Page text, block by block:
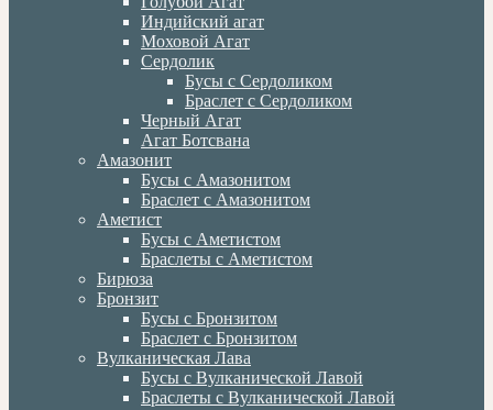
Индийский агат
Моховой Агат
Сердолик
Бусы с Сердоликом
Браслет с Сердоликом
Черный Агат
Агат Ботсвана
Амазонит
Бусы с Амазонитом
Браслет с Амазонитом
Аметист
Бусы с Аметистом
Браслеты с Аметистом
Бирюза
Бронзит
Бусы с Бронзитом
Браслет с Бронзитом
Вулканическая Лава
Бусы с Вулканической Лавой
Браслеты с Вулканической Лавой